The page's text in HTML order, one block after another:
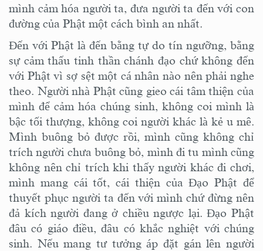
mình cảm hóa người ta, đưa người ta đến với con
đường của Phật một cách bình an nhất.
Đến với Phật là đến bằng tự do tín ngưỡng, bằng
sự cảm thấu tinh thần chánh đạo chứ không đến
với Phật vì sợ sệt một cá nhân nào nên phải nghe
theo. Người nhà Phật cũng gieo cái tâm thiện của
mình để cảm hóa chúng sinh, không coi mình là
bậc tối thượng, không coi người khác là kẻ u mê.
Mình buông bỏ được rồi, mình cũng không chỉ
trích người chưa buông bỏ, mình đi tu mình cũng
không nên chỉ tríchkhi thấy người khácđi chơi,
mình mang cái tốt, cái thiện của Đạo Phật để
thuyết phụcngười ta đến với mìnhchứ đừng nên
đả kích người đang ở chiều ngược lại. Đạo Phật
đâu có giáo điều, đâu có khắc nghiệt với chúng
sinh. Nếu mang tư tưởng áp đặt gán lên người